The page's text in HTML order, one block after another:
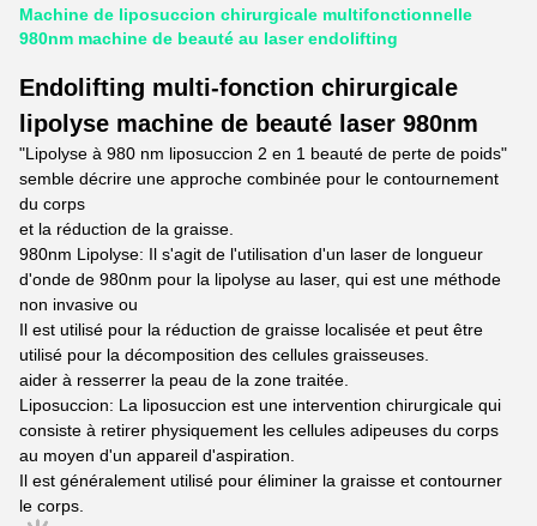
Machine de liposuccion chirurgicale multifonctionnelle
980nm machine de beauté au laser endolifting
Endolifting multi-fonction chirurgicale
lipolyse machine de beauté laser 980nm
"Lipolyse à 980 nm liposuccion 2 en 1 beauté de perte de poids"
semble décrire une approche combinée pour le contournement
du corps
et la réduction de la graisse.
980nm Lipolyse: Il s'agit de l'utilisation d'un laser de longueur
d'onde de 980nm pour la lipolyse au laser, qui est une méthode
non invasive ou
Il est utilisé pour la réduction de graisse localisée et peut être
utilisé pour la décomposition des cellules graisseuses.
aider à resserrer la peau de la zone traitée.
Liposuccion: La liposuccion est une intervention chirurgicale qui
consiste à retirer physiquement les cellules adipeuses du corps
au moyen d'un appareil d'aspiration.
Il est généralement utilisé pour éliminer la graisse et contourner
le corps.